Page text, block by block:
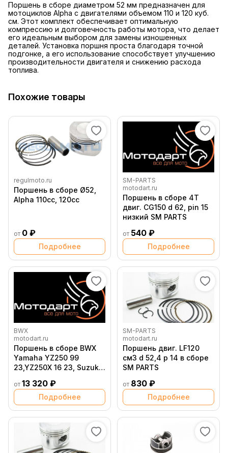
Поршень в сборе диаметром 52 мм предназначен для
мотоциклов Alpha с двигателями объемом 110 и 120 куб.
см. Этот комплект обеспечивает оптимальную
компрессию и долговечность работы мотора, что делает
его идеальным выбором для замены изношенных
деталей. Установка поршня проста благодаря точной
подгонке, а его использование способствует улучшению
производительности двигателя и снижению расхода
топлива.
Похожие товары
regulmoto.ru
Поршень в сборе Ø52,
Alpha 110сс, 120сс
от 0 ₽
Подробнее
SM-PARTS
motodart.ru
Поршень в сборе 4T
двиг. CG150 d 62, pin 15
низкий SM PARTS
от 540 ₽
Подробнее
BWX
motodart.ru
Поршень в сборе BWX
Yamaha YZ250 99
23,YZ250X 16 23, Suzuki
от 13 320 ₽
Подробнее
SM-PARTS
motodart.ru
Поршень двиг. LF120
см3 d 52,4 p 14 в сборе
SM PARTS
от 830 ₽
Подробнее